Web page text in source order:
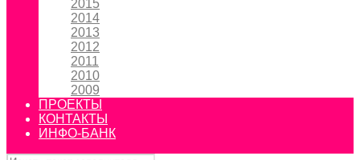
2015
2014
2013
2012
2011
2010
2009
ПРОЕКТЫ
КОНТАКТЫ
ИНФО-БАНК